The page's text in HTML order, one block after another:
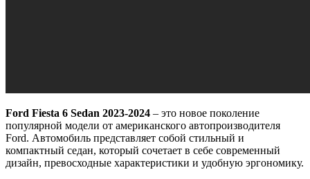
Ford Fiesta 6 Sedan 2023-2024 – это новое поколение
популярной модели от американского автопроизводителя
Ford. Автомобиль представляет собой стильный и
компактный седан, который сочетает в себе современный
дизайн, превосходные характеристики и удобную эргономику.